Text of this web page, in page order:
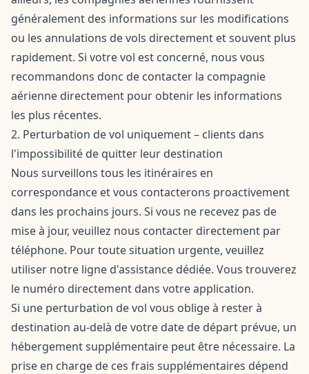
généralement des informations sur les modifications
ou les annulations de vols directement et souvent plus
rapidement. Si votre vol est concerné, nous vous
recommandons donc de contacter la compagnie
aérienne directement pour obtenir les informations
les plus récentes.
2. Perturbation de vol uniquement – clients dans
l'impossibilité de quitter leur destination
Nous surveillons tous les itinéraires en
correspondance et vous contacterons proactivement
dans les prochains jours. Si vous ne recevez pas de
mise à jour, veuillez nous contacter directement par
téléphone. Pour toute situation urgente, veuillez
utiliser notre ligne d'assistance dédiée. Vous trouverez
le numéro directement dans votreapplication.
Si une perturbation de vol vous oblige à rester à
destination au-delà de votre date de départ prévue, un
hébergement supplémentaire peut être nécessaire. La
prise en charge de ces frais supplémentaires dépend